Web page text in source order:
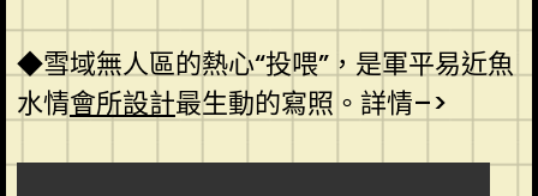
◆雪域無人區的熱心“投喂”，是軍平易近魚
水情會所設計最生動的寫照。詳情–>